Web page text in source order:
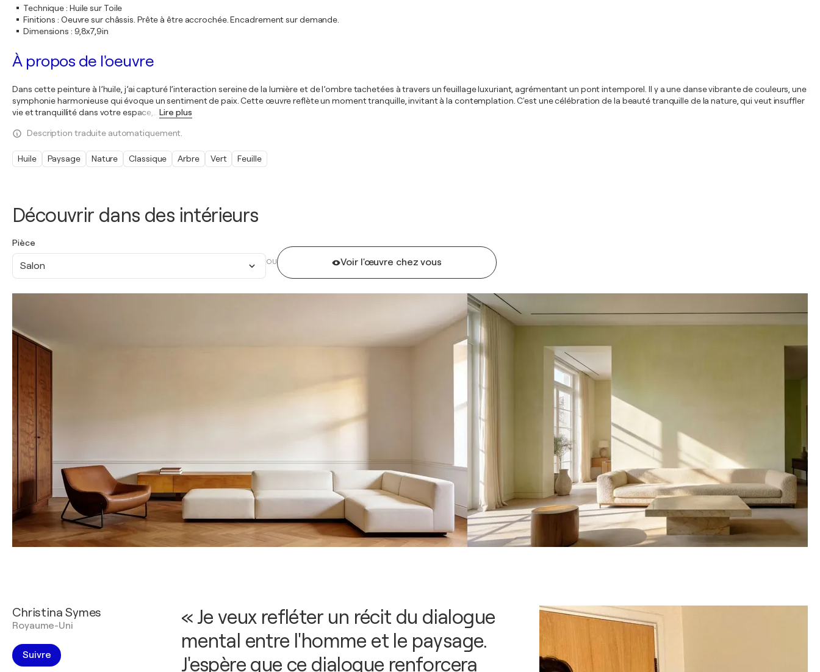
Découvrir dans des intérieurs
Pièce
Salon OU Voir l'œuvre chez vous
Technique: Huile sur Toile
Finitions : Oeuvre sur châssis. Prête à être accrochée. Encadrement sur demande.
Dimensions : 9,8x7,9in
À propos de l'oeuvre
Dans cette peinture à l’huile, j’ai capturé l’interaction sereine de la lumière et de l’ombre tachetées à travers un feuillage luxuriant, agrémentant un pont intemporel. Il y a une danse vibrante de couleurs, une
symphonie harmonieuse qui évoque un sentiment de paix. Cette œuvre reflète un moment tranquille, invitant à la contemplation. C'est une célébration de la beauté tranquille de la nature, qui veut insuffler
vie et tranquillité dans votre espace,
Lire plus
Description traduite automatiquement.
Huile Paysage Nature Classique Arbre Vert Feuille
Christina Symes
Royaume-Uni
Suivre
« Je veux refléter un récit du dialogue
mental entre l'homme et le paysage.
J'espère que ce dialogue renforcera